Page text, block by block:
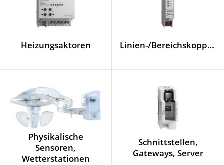
Heizungsaktoren Linien-/Bereichskoppler
Physikalische
Sensoren,
Wetterstationen
Schnittstellen,
Gateways, Server